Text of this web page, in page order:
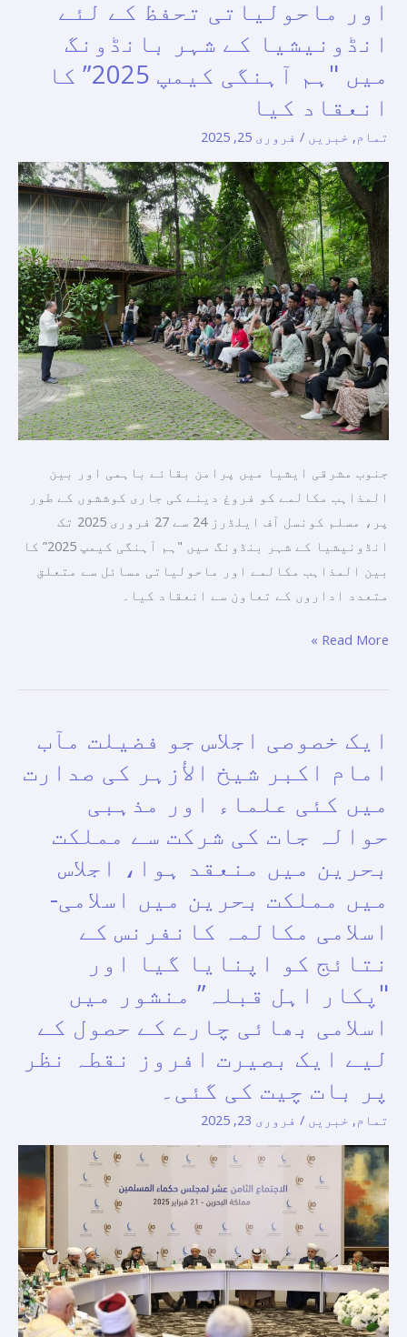
اور ماحولیاتی تحفظ کے لئے
انڈونیشیا کے شہر بانڈونگ
میں "ہم آہنگی کیمپ 2025” کا
انعقاد کیا
تمام, خبریں / فروری 25, 2025
جنوب مشرقی ایشیا میں پرامن بقائے باہمی اور بین
المذاہب مکالمے کو فروغ دینے کی جاری کوششوں کے طور
پر، مسلم کونسل آف ایلڈرز 24 سے 27 فروری 2025 تک
انڈونیشیا کے شہر بنڈونگ میں "ہم آہنگی کیمپ 2025” کا
بین المذاہب مکالمے اور ماحولیاتی مسائل سے متعلق
متعدد اداروں کے تعاون سے انعقاد کیا۔
ایلڈرز
نے
المذاہب
مکالمے
کو
فروغ
دینے
اور
ماحولیاتی
تحفظ
کے
لئے
انڈونیشیا
کے
شہر
بانڈونگ
میں
آہنگی
کیمپ
2025”
کا
انعقاد
کیا
Read More »
ایک خصوصی اجلاس جو فضیلت مآب
امام اکبر شیخ الأزہر کی صدارت
میں کئی علماء اور مذہبی
حوالہ جات کی شرکت سے مملکت
بحرین میں منعقد ہوا، اجلاس
میں مملکت بحرین میں اسلامی-
اسلامی مکالمہ کانفرنس کے
نتائج کو اپنایا گیا اور
"پکار اہل قبلہ” منشور میں
اسلامی بھائی چارے کے حصول کے
لیے ایک بصیرت افروز نقطہ نظر
پر بات چیت کی گئی۔
تمام, خبریں / فروری 23, 2025
ایک
اجلاس
جو
فضیلت
امام
اکبر
شیخ
الأزہر
صدارت
میں
کئی
اور
مذہبی
حوالہ
جات
کی
شرکت
سے
مملکت
بحرین
میں